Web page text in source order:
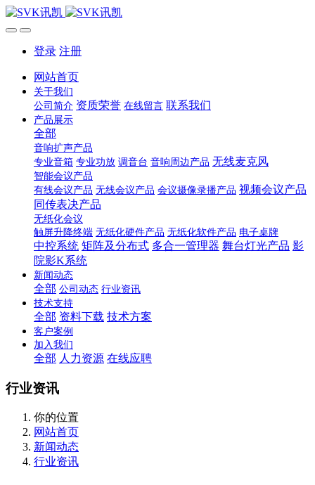
登录 注册
网站首页
关于我们
公司简介 资质荣誉 在线留言 联系我们
产品展示
全部
音响扩声产品
专业音箱 专业功放 调音台 音响周边产品 无线麦克风
智能会议产品
有线会议产品 无线会议产品 会议摄像录播产品 视频会议产品
同传表决产品
无纸化会议
触屏升降终端 无纸化硬件产品 无纸化软件产品 电子桌牌
中控系统 矩阵及分布式 多合一管理器 舞台灯光产品 影
院影K系统
新闻动态
全部 公司动态 行业资讯
技术支持
全部 资料下载 技术方案
客户案例
加入我们
全部 人力资源 在线应聘
行业资讯
你的位置
网站首页
新闻动态
行业资讯